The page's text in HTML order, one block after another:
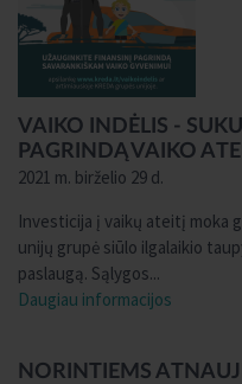
VAIKO INDĖLIS -
PAGRINDĄ VAIKO
2021 m. birželio 29 d.
Investicija į vaikų ateitį moka
unijų grupė siūlo ilgalaikio
paslaugą. Sąlygos...
Daugiau informacijos
NORINTIEMS